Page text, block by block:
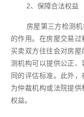
2、保障合法权益
房屋第三方检测
的作用。在房屋交易过
买卖双方往往会对房
测机构可以提供公正
同的评估标准。此外
为仲裁机构或法院提
权益。